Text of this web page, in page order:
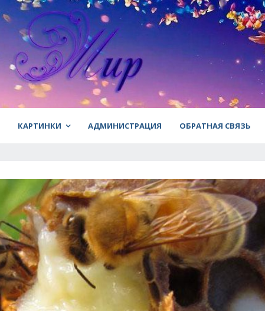
КАРТИНКИ АДМИНИСТРАЦИЯ ОБРАТНАЯ СВЯЗЬ